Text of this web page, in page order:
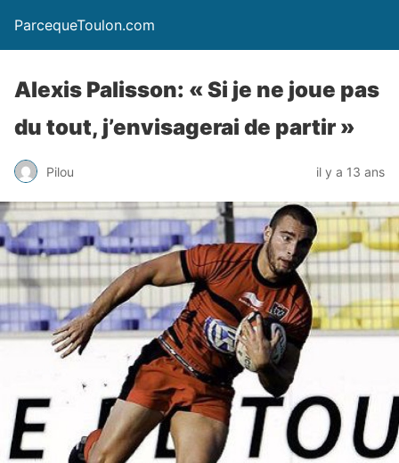
ParcequeToulon.com
Alexis Palisson: « Si je ne joue pas
du tout, j’envisagerai de partir »
Pilou il y a 13 ans